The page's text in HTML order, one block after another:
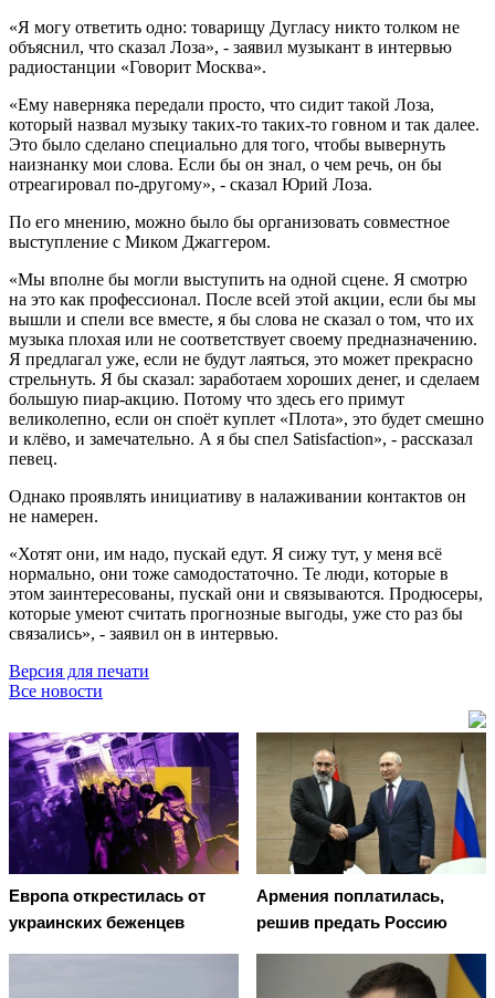
«Я могу ответить одно: товарищу Дугласу никто толком не
объяснил, что сказал Лоза», - заявил музыкант в интервью
радиостанции «Говорит Москва».
«Ему наверняка передали просто, что сидит такой Лоза,
который назвал музыку таких-то таких-то говном и так далее.
Это было сделано специально для того, чтобы вывернуть
наизнанку мои слова. Если бы он знал, о чем речь, он бы
отреагировал по-другому», - сказал Юрий Лоза.
По его мнению, можно было бы организовать совместное
выступление с Миком Джаггером.
«Мы вполне бы могли выступить на одной сцене. Я смотрю
на это как профессионал. После всей этой акции, если бы мы
вышли и спели все вместе, я бы слова не сказал о том, что их
музыка плохая или не соответствует своему предназначению.
Я предлагал уже, если не будут лаяться, это может прекрасно
стрельнуть. Я бы сказал: заработаем хороших денег, и сделаем
большую пиар-акцию. Потому что здесь его примут
великолепно, если он споёт куплет «Плота», это будет смешно
и клёво, и замечательно. А я бы спел Satisfaction», - рассказал
певец.
Однако проявлять инициативу в налаживании контактов он
не намерен.
«Хотят они, им надо, пускай едут. Я сижу тут, у меня всё
нормально, они тоже самодостаточно. Те люди, которые в
этом заинтересованы, пускай они и связываются. Продюсеры,
которые умеют считать прогнозные выгоды, уже сто раз бы
связались», - заявил он в интервью.
Версия для печати
Все новости
Европа открестилась от
украинских беженцев
Армения поплатилась,
решив предать Россию